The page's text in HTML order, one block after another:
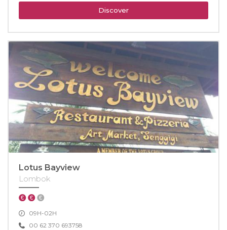
Discover
Lotus Bayview
Lombok
09H-02H
00 62 370 693758